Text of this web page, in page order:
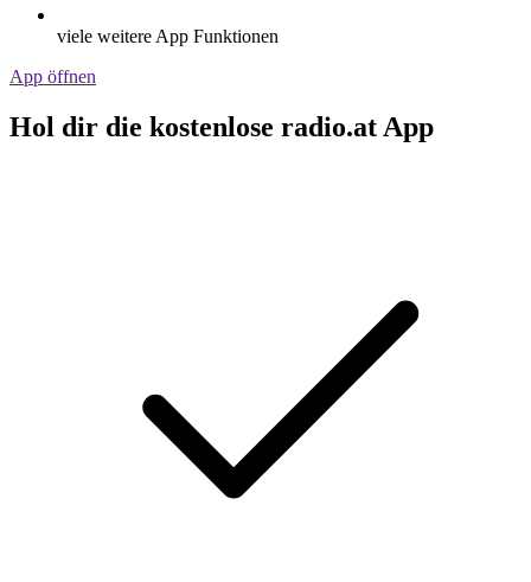
viele weitere App Funktionen
App öffnen
Hol dir die kostenlose radio.at App